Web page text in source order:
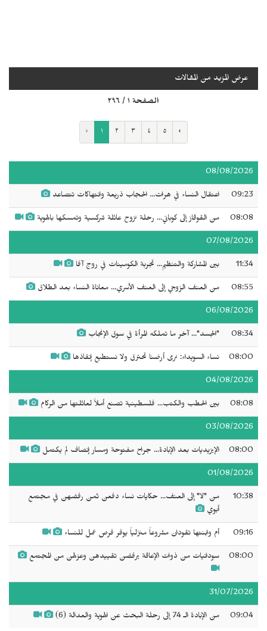
عرض المزيد من المقالات
الصفحة ١ / ٢٩٦
‹ ١ ٢ ٣ ٤ ٥ ›
08/08/2026
09:23 اعتقال النساء في هرات... الحجاب ذريعة وانتهاكات تتصاعد
08:08 من القوقاز إلى كوباني... رحلة نزوح عائلة شركسية وتمسكها بالهوية
07/08/2026
11:34 بين المشاركة والتنظيم... تجربة الكومينات في روج آفا
08:55 من العنف الزوجي إلى العنف الأسري... معاناة النساء بعد الطلاق
06/08/2026
08:34 "الجسد"... آخر ما تملكه المرأة في سوق الإنجاب
08:00 نساء السويداء: نرى أرضنا تحترق ولا نستطيع إنقاذها
04/08/2026
08:08 بين الحطب والكتب... فلسطينية تصنع أملاً لعائلتها من الركام
03/08/2026
08:00 الإيزيديات بعد الإبادة... جراح مفتوحة ومسار إنصاف لم يكتمل
01/08/2026
10:38
من "لا" إلى العنف... حكايات نساء دفعن ثمن رفضهن في مجتمع
أبوي
09:16 أم وابنتها تقودان مشروعاً منزلياً يوفر فرص عمل للنساء
08:00 سودانيات من ذوات الإعاقة يرفضن تقييدهن وعزلهن من المجتمع
31/07/2026
09:04 من الإبادة الـ 74 إلى رحلة البحث عن الهوية والعدالة (6)